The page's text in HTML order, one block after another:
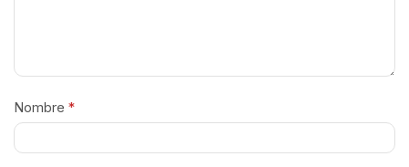
Nombre *